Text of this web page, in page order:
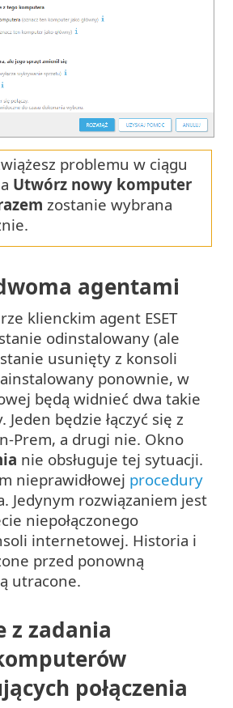
problemu w ciągu
Utwórz nowy komputer
zostanie wybrana
agentami
klienckim agent ESET
odinstalowany (ale
usunięty z konsoli
ponownie, w
będą widnieć dwa takie
będzie łączyć się z
Prem, a drugi nie. Okno
nie obsługuje tej sytuacji.
nieprawidłowej procedury
Jedynym rozwiązaniem jest
niepołączonego
internetowej. Historia i
przed ponowną
utracone.
z zadania
połączenia